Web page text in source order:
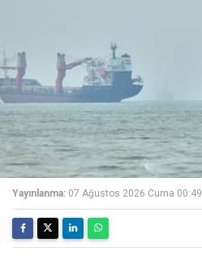
Yayınlanma: 07 Ağustos 2026 Cuma 00:49